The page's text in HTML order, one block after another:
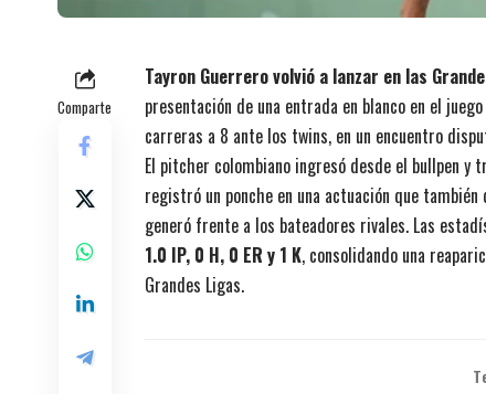
Comparte
Tayron Guerrero volvió a lanzar en las
presentación de una entrada en blanco en el
carreras a 8 ante los twins, en un encuentro
El pitcher colombiano ingresó desde el bullpen
registró un ponche en una actuación que
generó frente a los bateadores rivales. Las
1.0 IP, 0 H, 0 ER y 1 K, consolidando una
Grandes Ligas.